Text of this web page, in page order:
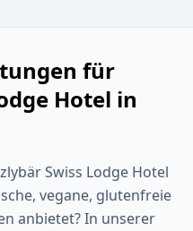
für
Hotel in
Swiss Lodge Hotel
vegane, glutenfreie
anbietet? In unserer